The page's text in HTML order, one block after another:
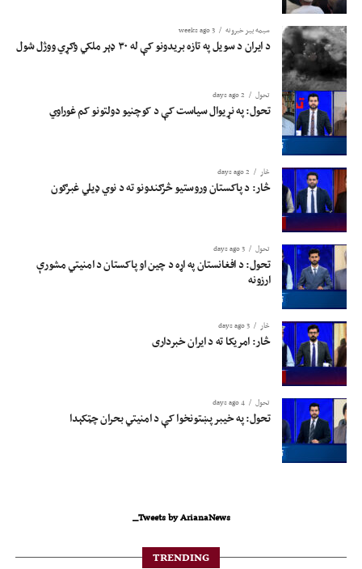
سیمه ییز خبرونه 3 weeks ago
د ایران د سویل په تازه بریدونو کې له ۳۰ ډېر ملکي وګړي ووژل شول
تحول 2 days ago
تحول: په نړیوال سیاست کې د کوچنیو دولتونو کم غوراوي
څار 2 days ago
څار: د پاکستان وروستیو څرګندونو ته د نوي ډیلي غبرګون
تحول 3 days ago
تحول: د افغانستان په اړه د چین او پاکستان د امنیتي مشورې
ارزونه
څار 3 days ago
څار: امریکا ته د ایران خبرداری
تحول 4 days ago
تحول: په خیبر پښتونخوا کې د امنیتي بحران چټکېدا
Tweets by ArianaNews_
TRENDING